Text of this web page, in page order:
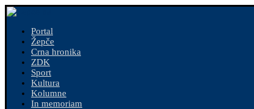
Portal
Žepče
Crna hronika
ZDK
Sport
Kultura
Kolumne
In memoriam